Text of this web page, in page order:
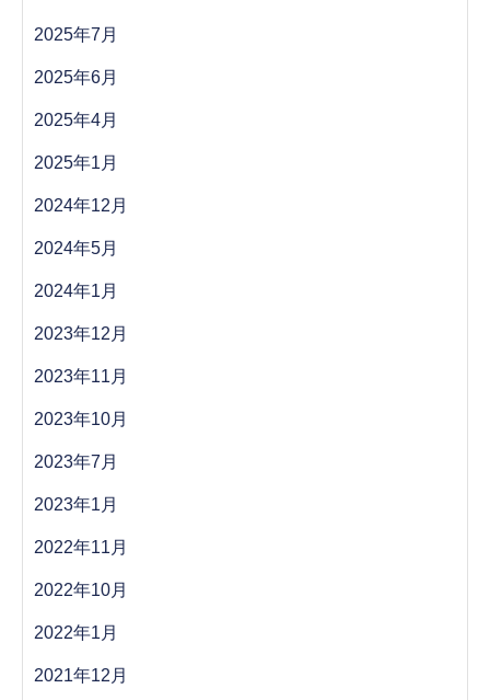
2025年7月
2025年6月
2025年4月
2025年1月
2024年12月
2024年5月
2024年1月
2023年12月
2023年11月
2023年10月
2023年7月
2023年1月
2022年11月
2022年10月
2022年1月
2021年12月